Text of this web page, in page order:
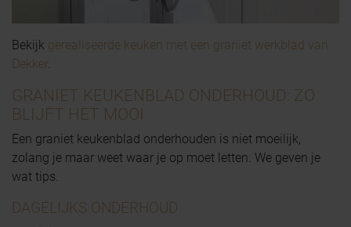
Bekijk gerealiseerde keuken met een graniet werkblad van
Dekker.
GRANIET KEUKENBLAD ONDERHOUD: ZO
BLIJFT HET MOOI
Een graniet keukenblad onderhouden is niet moeilijk,
zolang je maar weet waar je op moet letten. We geven je
wat tips.
DAGELIJKS ONDERHOUD